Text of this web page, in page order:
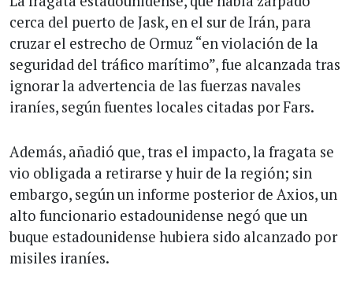
cerca del puerto de Jask, en el sur de Irán, para
cruzar el estrecho de Ormuz “en violación de la
seguridad del tráfico marítimo”, fue alcanzada tras
ignorar la advertencia de las fuerzas navales
iraníes, según fuentes locales citadas por Fars.
Además, añadió que, tras el impacto, la fragata se
vio obligada a retirarse y huir de la región; sin
embargo, según un informe posterior de Axios, un
alto funcionario estadounidense negó que un
buque estadounidense hubiera sido alcanzado por
misiles iraníes.